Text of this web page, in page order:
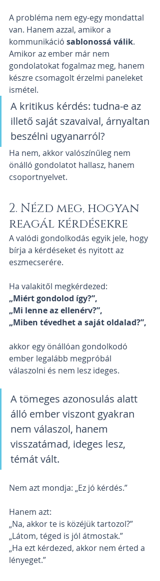
A probléma nem egy-egy mondattal
van. Hanem azzal, amikor a
kommunikáció sablonossá válik.
Amikor az ember már nem
gondolatokat fogalmaz meg, hanem
készre csomagolt érzelmi paneleket
ismétel.
A kritikus kérdés: tudna-e az
illető saját szavaival, árnyaltan
beszélni ugyanarról?
Ha nem, akkor valószínűleg nem
önálló gondolatot hallasz, hanem
csoportnyelvet.
2. Nézd meg, hogyan
reagál kérdésekre
A valódi gondolkodás egyik jele, hogy
bírja a kérdéseket és nyitott az
eszmecserére.
Ha valakitől megkérdezed:
„Miért gondolod így?”,
„Mi lenne az ellenérv?”,
„Miben tévedhet a saját oldalad?”,
akkor egy önállóan gondolkodó
ember legalább megpróbál
válaszolni és nem lesz ideges.
A tömeges azonosulás alatt
álló ember viszont gyakran
nem válaszol, hanem
visszatámad, ideges lesz,
témát vált.
Nem azt mondja: „Ez jó kérdés.”
Hanem azt:
„Na, akkor te is közéjük tartozol?”
„Látom, téged is jól átmostak.”
„Ha ezt kérdezed, akkor nem érted a
lényeget.”